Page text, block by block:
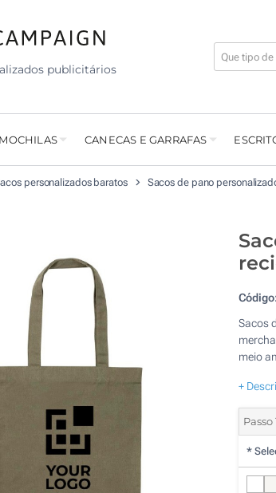
publicitários
CANECAS E GARRAFAS
personalizados baratos Sacos de pano
Sacos
meio
+
*